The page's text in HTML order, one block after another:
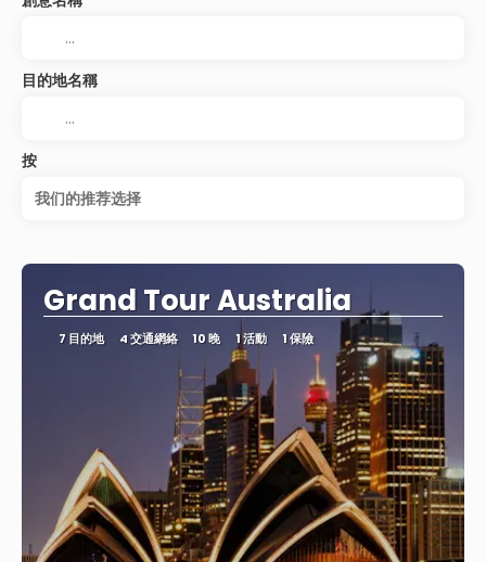
目的地名稱
按
我们的推荐选择
Grand Tour Australia
7 目的地 4 交通網絡 10 晚 1 活動 1 保險